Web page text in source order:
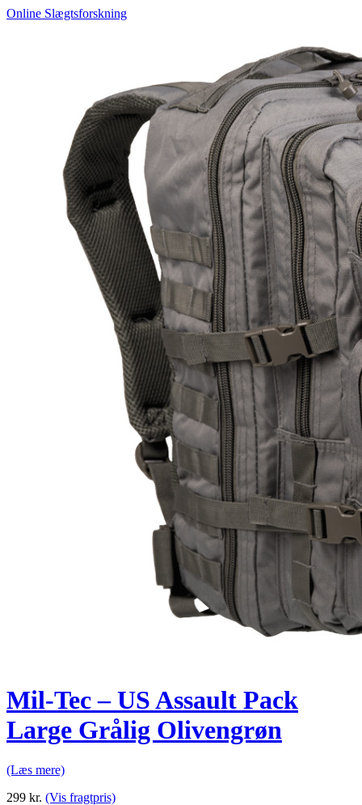
Online Slægtsforskning
Mil-Tec – US Assault Pack
Large Grålig Olivengrøn
(Læs mere)
299 kr. (Vis fragtpris)